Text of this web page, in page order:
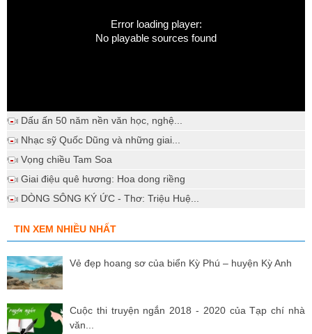
Error loading player:
No playable sources found
Dấu ấn 50 năm nền văn học, nghệ...
Nhạc sỹ Quốc Dũng và những giai...
Vọng chiều Tam Soa
Giai điệu quê hương: Hoa dong riềng
DÒNG SÔNG KÝ ỨC - Thơ: Triệu Huệ...
TIN XEM NHIỀU NHẤT
Vẻ đẹp hoang sơ của biển Kỳ Phú – huyện Kỳ Anh
Cuộc thi truyện ngắn 2018 - 2020 của Tạp chí nhà
văn...